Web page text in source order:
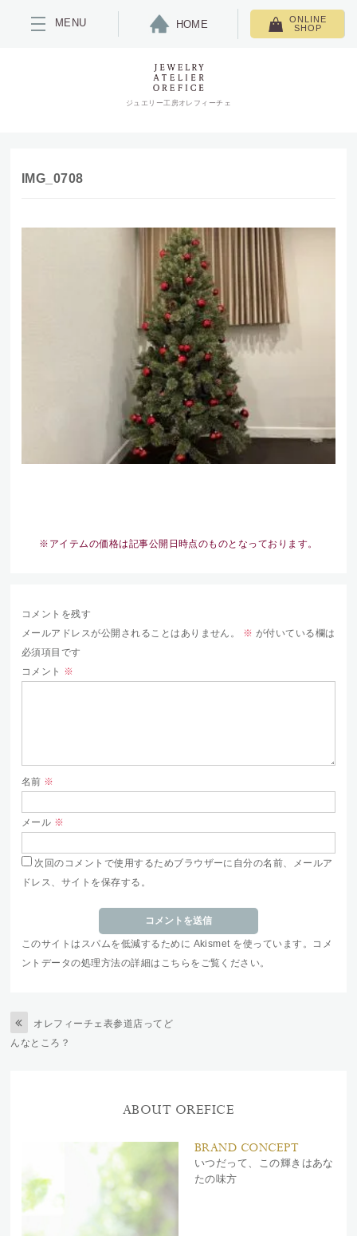
MENU HOME
ONLINE
SHOP
ジュエリー工房オレフィーチェ
IMG_0708
※アイテムの価格は記事公開日時点のものとなっております。
コメントを残す
メールアドレスが公開されることはありません。
※ が付いている欄は
必須項目です
コメント ※
名前 ※
メール ※
次回のコメントで使用するためブラウザーに自分の名前、メールア
ドレス、サイトを保存する。
このサイトはスパムを低減するために Akismet を使っています。
コメ
ントデータの処理方法の詳細はこちらをご覧ください。
オレフィーチェ表参道店ってど
んなところ？
ABOUT OREFICE
BRAND CONCEPT
いつだって、この輝きはあな
たの味方